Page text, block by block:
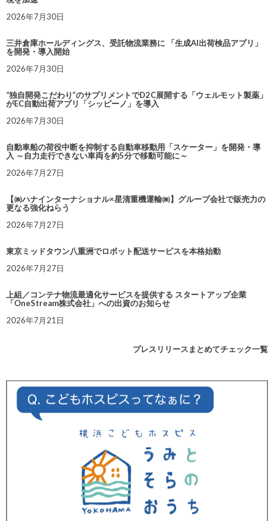
2026年7月30日
三井倉庫ホールディングス、受託物流業務に 「生成AI出荷検品アプリ」
を開発・導入開始
2026年7月30日
“独自開発こだわり”のサプリメントでD2C展開する「ウェルモット製薬」
がEC自動出荷アプリ「シッピーノ」を導入
2026年7月30日
自動車船の荷役中断を抑制する自動車移動用「スケーター」を開発・導
入 ～自力走行できない車両を約5分で移動可能に～
2026年7月27日
【㈱ハナインターナショナル×星清重機運輸㈱】グループ会社で販売力の
更なる強化ねらう
2026年7月27日
東京ミッドタウン八重洲でロボット配送サービスを本格始動
2026年7月27日
上組／コンテナ物流最適化サービスを提供する スタートアップ企業
「OneStream株式会社」への出資のお知らせ
2026年7月21日
プレスリリースまとめてチェック一覧